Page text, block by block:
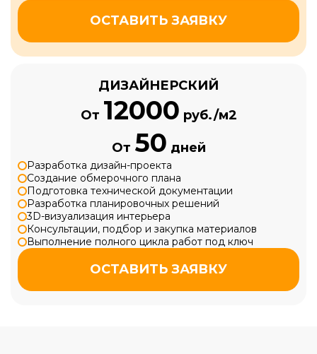
ОСТАВИТЬ ЗАЯВКУ
ДИЗАЙНЕРСКИЙ
От 12000 руб./м2
От 50 дней
Разработка дизайн-проекта
Создание обмерочного плана
Подготовка технической документации
Разработка планировочных решений
3D-визуализация интерьера
Консультации, подбор и закупка материалов
Выполнение полного цикла работ под ключ
ОСТАВИТЬ ЗАЯВКУ